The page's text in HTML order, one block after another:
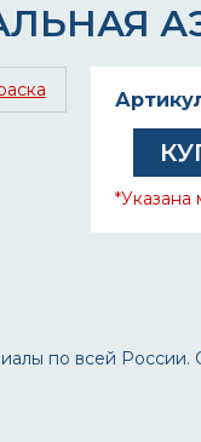
*Указана
по всей